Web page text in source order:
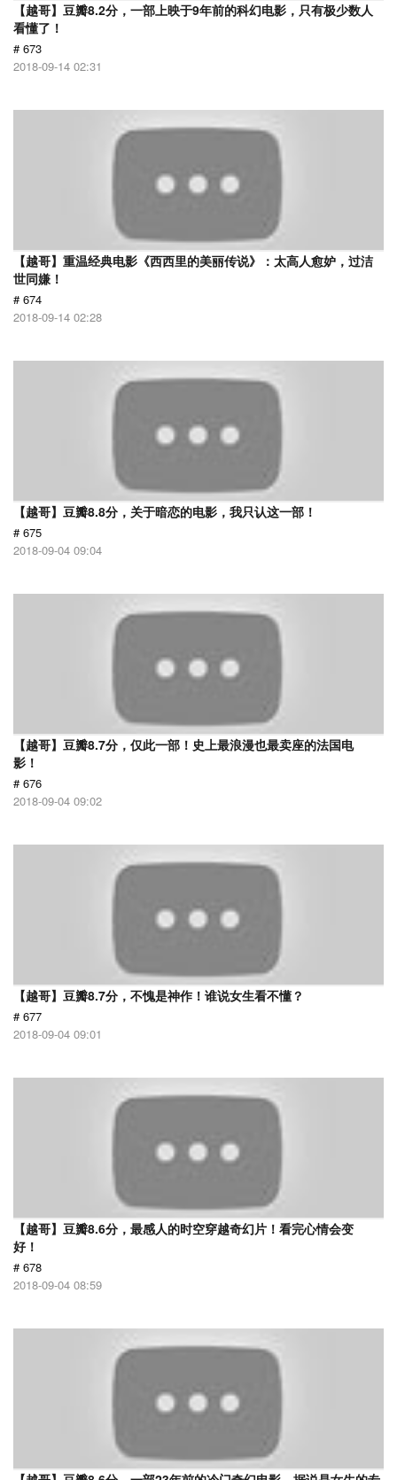
【越哥】豆瓣8.2分，一部上映于9年前的科幻电影，只有极少数人
看懂了！
# 673
2018-09-14 02:31
【越哥】重温经典电影《西西里的美丽传说》：太高人愈妒，过洁
世同嫌！
# 674
2018-09-14 02:28
【越哥】豆瓣8.8分，关于暗恋的电影，我只认这一部！
# 675
2018-09-04 09:04
【越哥】豆瓣8.7分，仅此一部！史上最浪漫也最卖座的法国电
影！
# 676
2018-09-04 09:02
【越哥】豆瓣8.7分，不愧是神作！谁说女生看不懂？
# 677
2018-09-04 09:01
【越哥】豆瓣8.6分，最感人的时空穿越奇幻片！看完心情会变
好！
# 678
2018-09-04 08:59